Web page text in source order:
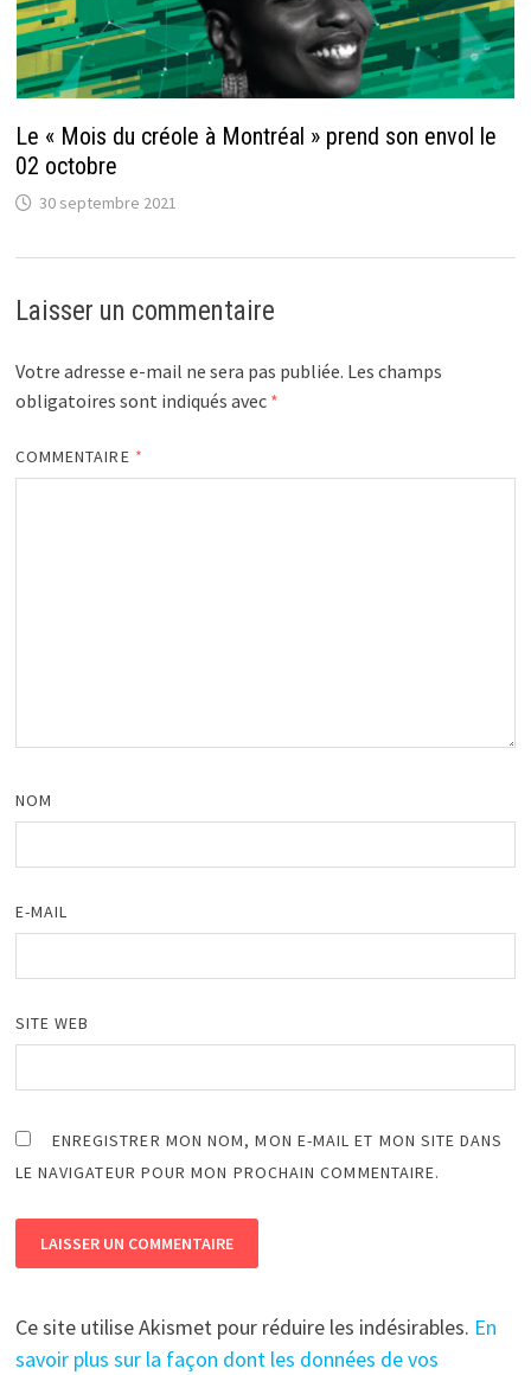
Le « Mois du créole à Montréal » prend son envol le
02 octobre
30 septembre 2021
Laisser un commentaire
Votre adresse e-mail ne sera pas publiée. Les champs
obligatoires sont indiqués avec *
COMMENTAIRE *
NOM
E-MAIL
SITE WEB
ENREGISTRER MON NOM, MON E-MAIL ET MON SITE DANS
LE NAVIGATEUR POUR MON PROCHAIN COMMENTAIRE.
Ce site utilise Akismet pour réduire les indésirables. En
savoir plus sur la façon dont les données de vos